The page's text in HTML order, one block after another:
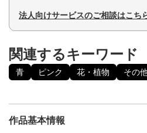
法人向けサービスのご相談はこち
関連するキーワード
青 ピンク 花・植物 その
作品基本情報